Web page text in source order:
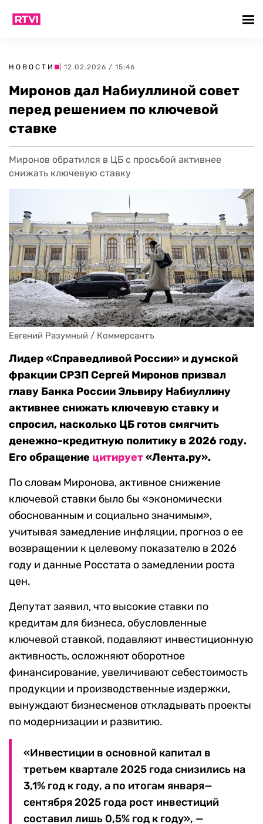
НОВОСТИ | 12.02.2026 / 15:46
Миронов дал Набиуллиной совет
перед решением по ключевой
ставке
Миронов обратился в ЦБ с просьбой активнее
снижать ключевую ставку
Евгений Разумный / Коммерсантъ
Лидер «Справедливой России» и думской
фракции СРЗП Сергей Миронов призвал
главу Банка России Эльвиру Набиуллину
активнее снижать ключевую ставку и
спросил, насколько ЦБ готов смягчить
денежно-кредитную политику в 2026 году.
Егообращение цитирует«Лента.ру».
По словам Миронова, активное снижение
ключевой ставки было бы «экономически
обоснованным и социально значимым»,
учитывая замедление инфляции, прогноз о ее
возвращении к целевому показателю в 2026
году и данные Росстата о замедлении роста
цен.
Депутат заявил, что высокие ставки по
кредитам для бизнеса, обусловленные
ключевой ставкой, подавляют инвестиционную
активность, осложняют оборотное
финансирование, увеличивают себестоимость
продукции и производственные издержки,
вынуждают бизнесменов откладывать проекты
по модернизации и развитию.
«Инвестиции в основной капитал в
третьем квартале 2025 года снизились на
3,1% год к году, а по итогам января—
сентября 2025 года рост инвестиций
составил лишь 0,5% год к году», —